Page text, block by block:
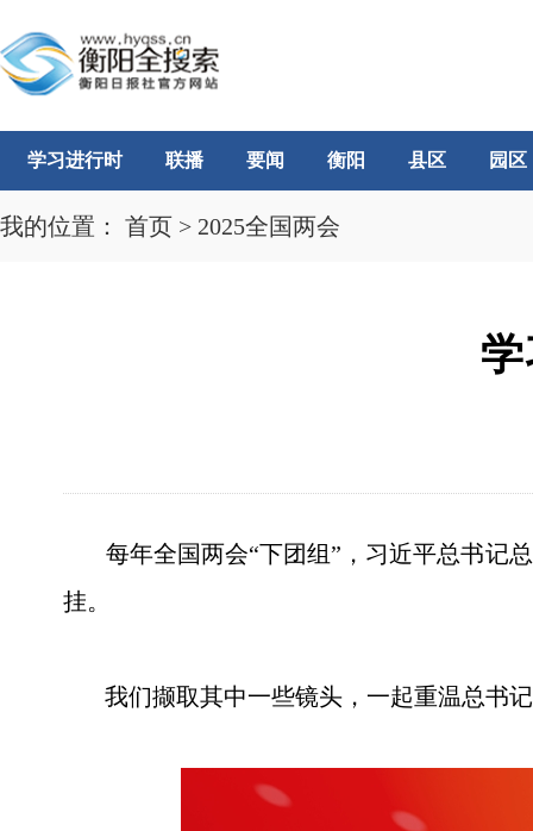
学习进行时 联播 要闻 衡阳 县区 园区
我的位置： 首页 > 2025全国两会
每年全国两会“下团组”，习近平总书记总
挂。
我们撷取其中一些镜头，一起重温总书记